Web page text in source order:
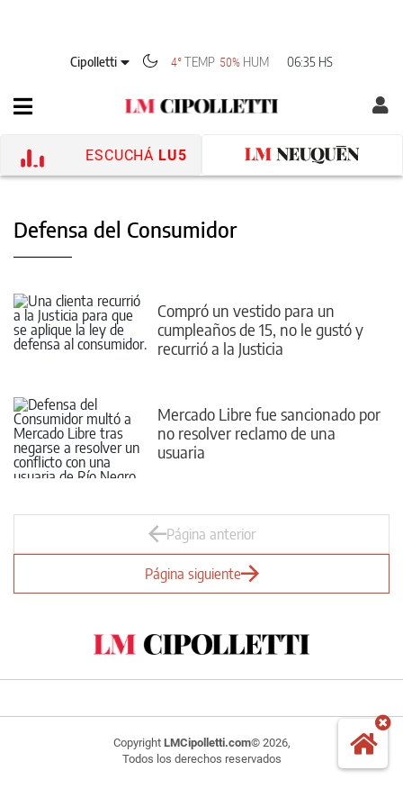
Cipolletti 4° TEMP 50% HUM 06:35 HS
ESCUCHÁ LU5
Defensa del Consumidor
Compró un vestido para un
cumpleaños de 15, no le gustó y
recurrió a la Justicia
Mercado Libre fue sancionado por
no resolver reclamo de una
usuaria
Página anterior
Página siguiente
Copyright LMCipolletti.com© 2026,
Todos los derechos reservados